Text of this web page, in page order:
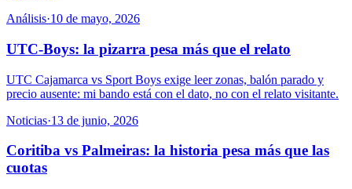
Análisis·10 de mayo, 2026
UTC-Boys: la pizarra pesa más que el relato
UTC Cajamarca vs Sport Boys exige leer zonas, balón parado y
precio ausente: mi bando está con el dato, no con el relato visitante.
Noticias·13 de junio, 2026
Coritiba vs Palmeiras: la historia pesa más que las
cuotas